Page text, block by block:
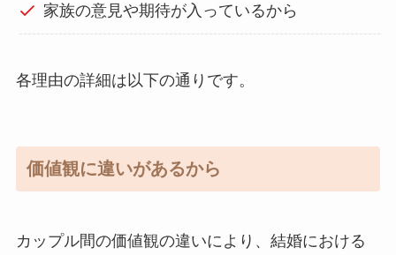
家族の意見や期待が入っているから
各理由の詳細は以下の通りです。
価値観に違いがあるから
カップル間の価値観の違いにより、結婚における